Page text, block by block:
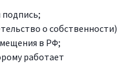
о собственности)
в РФ;
работает